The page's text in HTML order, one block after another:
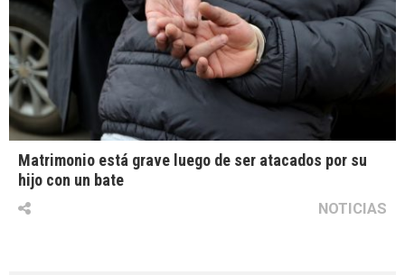
Matrimonio está grave luego de ser atacados por su
hijo con un bate
NOTICIAS